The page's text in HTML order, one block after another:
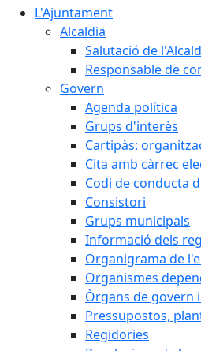
L'Ajuntament
Alcaldia
Salutació de
Responsable de
Govern
Agenda política
Grups d'interès
Cartipàs:
Cita amb càrrec
Codi de conducta
Consistori
Grups municipals
Informació dels
Organigrama de
Organismes
Òrgans de govern
Pressupostos,
Regidories